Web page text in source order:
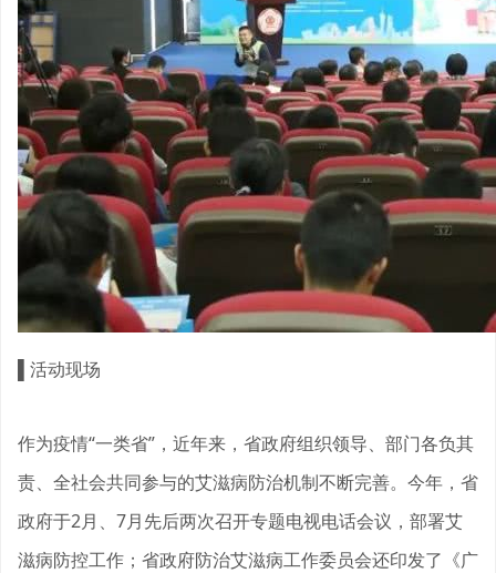
活动现场
作为疫情“一类省”，近年来，省政府组织领导、部门各负其
责、全社会共同参与的艾滋病防治机制不断完善。今年，省
政府于2月、7月先后两次召开专题电视电话会议，部署艾
滋病防控工作；省政府防治艾滋病工作委员会还印发了《广